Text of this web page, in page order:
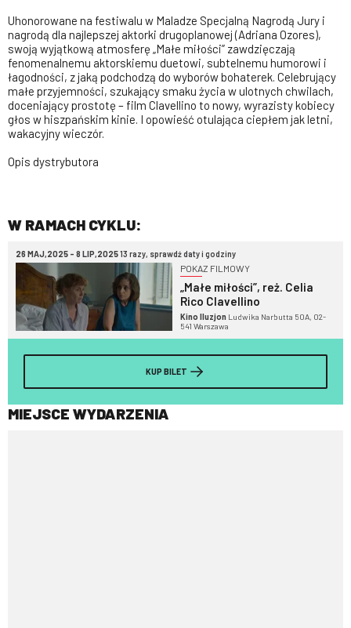
Uhonorowane na festiwalu w Maladze Specjalną Nagrodą Jury i
nagrodą dla najlepszej aktorki drugoplanowej (Adriana Ozores),
swoją wyjątkową atmosferę „Małe miłości” zawdzięczają
fenomenalnemu aktorskiemu duetowi, subtelnemu humorowi i
łagodności, z jaką podchodzą do wyborów bohaterek. Celebrujący
małe przyjemności, szukający smaku życia w ulotnych chwilach,
doceniający prostotę – film Clavellino to nowy, wyrazisty kobiecy
głos w hiszpańskim kinie. I opowieść otulająca ciepłem jak letni,
wakacyjny wieczór.
Opis dystrybutora
W RAMACH CYKLU:
26 MAJ,2025 - 8 LIP,202513 razy, sprawdź daty i godziny
POKAZ FILMOWY
„Małe miłości”, reż. Celia
Rico Clavellino
Kino Iluzjon Ludwika Narbutta 50A, 02-
541 Warszawa
KUP BILET
MIEJSCE WYDARZENIA